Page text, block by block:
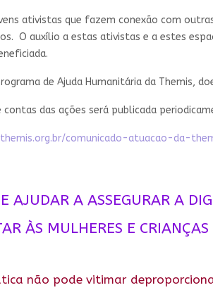
ativistas que fazem conexão com
O auxílio a estas ativistas e a estes
de Ajuda Humanitária da Themis,
das ações será publicada
comunicado-atuacao-da-
AJUDAR A ASSEGURAR A
ÀS MULHERES E CRIANÇAS
não pode vitimar